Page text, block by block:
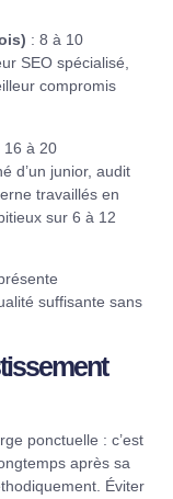
: 8 à 10
SEO spécialisé,
compromis
16 à 20
d’un junior, audit
travaillés en
sur 6 à 12
suffisante sans
ponctuelle : c’est
après sa
Éviter